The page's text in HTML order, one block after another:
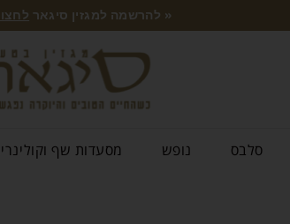
« להרשמה למגזין סיגאר
סלבס נופש מסעדות שף